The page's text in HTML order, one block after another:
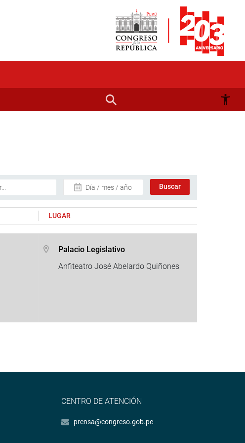
Día / mes / año
LUGAR
Palacio Legislativo
Anfiteatro José Abelardo Quiñones
CENTRO DE ATENCIÓN
prensa@congreso.gob.pe